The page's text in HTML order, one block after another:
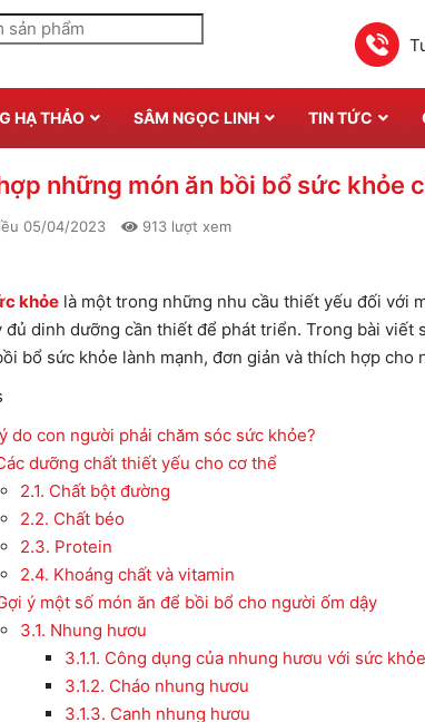
HẠ THẢO SÂM NGỌC LINH TIN TỨC
những món ăn bồi bổ sức khỏe
05/04/2023 913 lượt xem
khỏelà một trong những nhu cầu thiết yếu đối với
đủ dinh dưỡng cần thiết để phát triển. Trong bài viết
bổ sức khỏe lành mạnh, đơn giản và thích hợp
do con người phải chăm sóc sức khỏe?
dưỡng chất thiết yếu cho cơ thể
2.1. Chất bột đường
2.2. Chất béo
2.3. Protein
2.4. Khoáng chất và vitamin
ý một số món ăn để bồi bổ cho người ốm dậy
3.1. Nhung hươu
3.1.1. Công dụng của nhung hươu với sức khỏe
3.1.2. Cháo nhung hươu
3.1.3. Canh nhung hươu